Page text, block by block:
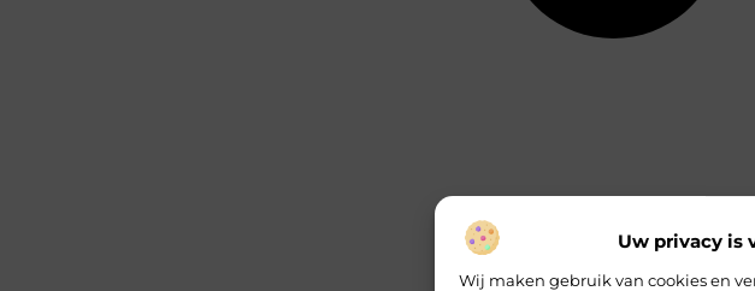
Uw privacy is
Wij maken gebruik van cookies en